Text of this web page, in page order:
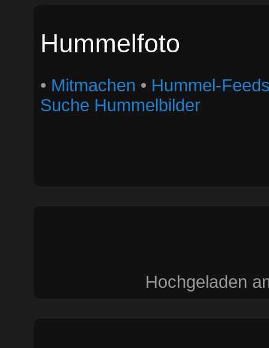
Hummelfoto
• Mitmachen • Hummel-
Suche Hummelbilder
Hochgeladen